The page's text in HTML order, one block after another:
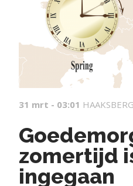
31 mrt - 03:01
zomertijd
ingegaan